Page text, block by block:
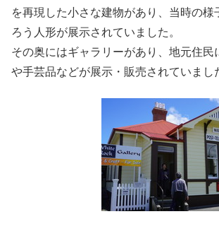
を再現した小さな建物があり、当時の様
ろう人形が展示されていました。
その奥にはギャラリーがあり、地元住民
や手芸品などが展示・販売されていまし